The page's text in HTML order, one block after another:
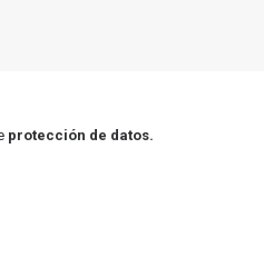
protección de datos.